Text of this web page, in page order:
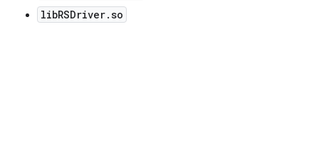
libRSDriver.so